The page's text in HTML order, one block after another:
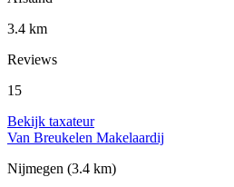
3.4 km
Reviews
15
Bekijk taxateur
Van Breukelen Makelaardij
Nijmegen (3.4 km)